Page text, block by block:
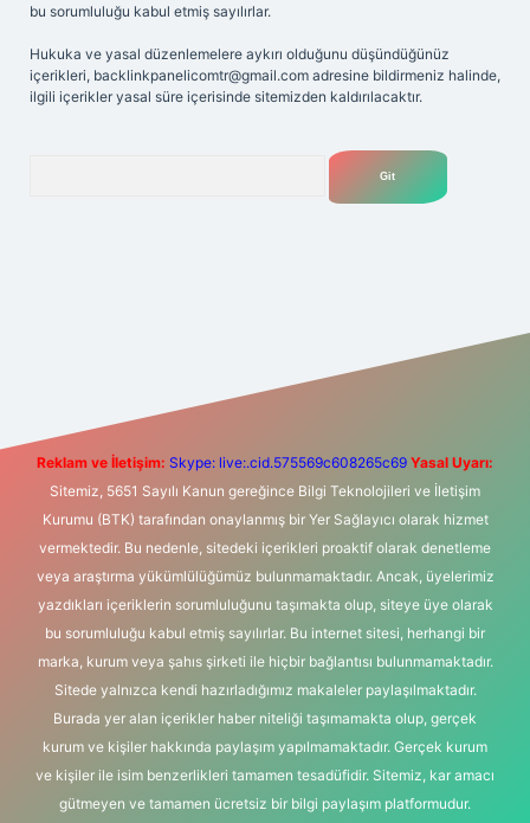
bu sorumluluğu kabul etmiş sayılırlar.
Hukuka ve yasal düzenlemelere aykırı olduğunu düşündüğünüz
içerikleri, backlinkpanelicomtr@gmail.com adresine bildirmeniz halinde,
ilgili içerikler yasal süre içerisinde sitemizden kaldırılacaktır.
m elexbet
Reklam ve İletişim: Skype: live:.cid.575569c608265c69 Yasal Uyarı:
Sitemiz, 5651 Sayılı Kanun gereğince Bilgi Teknolojileri ve İletişim
Kurumu (BTK) tarafından onaylanmış bir Yer Sağlayıcı olarak hizmet
vermektedir. Bu nedenle, sitedeki içerikleri proaktif olarak denetleme
veya araştırma yükümlülüğümüz bulunmamaktadır. Ancak, üyelerimiz
yazdıkları içeriklerin sorumluluğunu taşımakta olup, siteye üye olarak
bu sorumluluğu kabul etmiş sayılırlar. Bu internet sitesi, herhangi bir
marka, kurum veya şahıs şirketi ile hiçbir bağlantısı bulunmamaktadır.
Sitede yalnızca kendi hazırladığımız makaleler paylaşılmaktadır.
Burada yer alan içerikler haber niteliği taşımamakta olup, gerçek
kurum ve kişiler hakkında paylaşım yapılmamaktadır. Gerçek kurum
ve kişiler ile isim benzerlikleri tamamen tesadüfidir. Sitemiz, kar amacı
gütmeyen ve tamamen ücretsiz bir bilgi paylaşım platformudur.